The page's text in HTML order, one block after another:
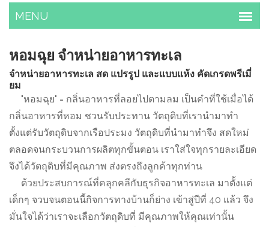
หอมฉุย จำหน่ายอาหารทะเล
จำหน่ายอาหารทะเล สด แปรรูป และแบบแห้ง คัดเกรดพรีเมี่
ยม
"หอมฉุย" = กลิ่นอาหารที่ลอยไปตามลม เป็นคำที่ใช้เมื่อได้
กลิ่นอาหารที่หอม ชวนรับประทาน วัตถุดิบที่เรานำมาทำ
ตั้งแต่รับวัตถุดิบจากเรือประมง วัตถุดิบที่นำมาทำจึง สดใหม่
ตลอดจนกระบวนการผลิตทุกขั้นตอน เราใส่ใจทุกรายละเอียด
จึงได้วัตถุดิบที่มีคุณภาพ ส่งตรงถึงลูกค้าทุกท่าน
ด้วยประสบการณ์ที่คลุกคลีกับธุรกิจอาหารทะเล มาตั้งแต่
เด็กๆ จวบจนตอนนี้กิจการทางบ้านก็ย่าง เข้าสู่ปีที่ 40 แล้ว จึง
มั่นใจได้ว่าเราจะเลือกวัตถุดิบที่ มีคุณภาพให้คุณเท่านั้น